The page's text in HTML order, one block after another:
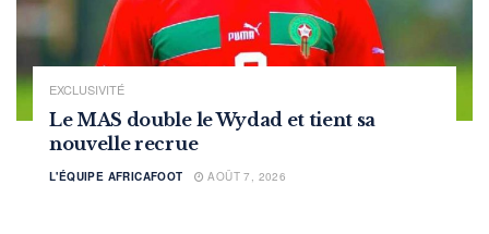
EXCLUSIVITÉ
Le MAS double le Wydad et tient sa
nouvelle recrue
L'ÉQUIPE AFRICAFOOT AOÛT 7, 2026